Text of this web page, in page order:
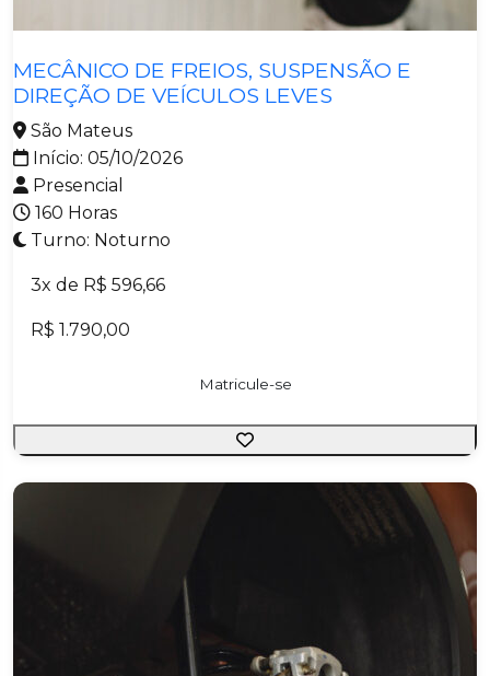
MECÂNICO DE FREIOS, SUSPENSÃO E
DIREÇÃO DE VEÍCULOS LEVES
São Mateus
Início: 05/10/2026
Presencial
160 Horas
Turno: Noturno
3x de R$ 596,66
R$ 1.790,00
Matricule-se